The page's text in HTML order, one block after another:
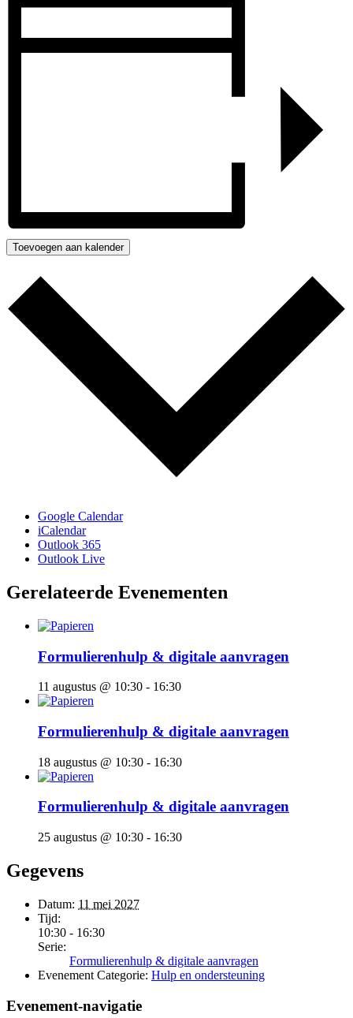
Toevoegen aan kalender
Google Calendar
iCalendar
Outlook 365
Outlook Live
Gerelateerde Evenementen
Formulierenhulp & digitale aanvragen
11 augustus @ 10:30 - 16:30
Formulierenhulp & digitale aanvragen
18 augustus @ 10:30 - 16:30
Formulierenhulp & digitale aanvragen
25 augustus @ 10:30 - 16:30
Gegevens
Datum: 11 mei 2027
Tijd:
10:30 - 16:30
Serie:
Formulierenhulp & digitale aanvragen
Evenement Categorie: Hulp en ondersteuning
Evenement-navigatie